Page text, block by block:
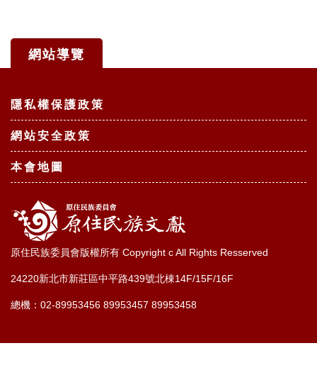
網站導覽
隱私權保護政策
網站安全政策
本會地圖
原住民族委員會版權所有 Copyright c All Rights Resserved
24220新北市新莊區中平路439號北棟14F/15F/16F
總機：02-89953456 89953457 89953458